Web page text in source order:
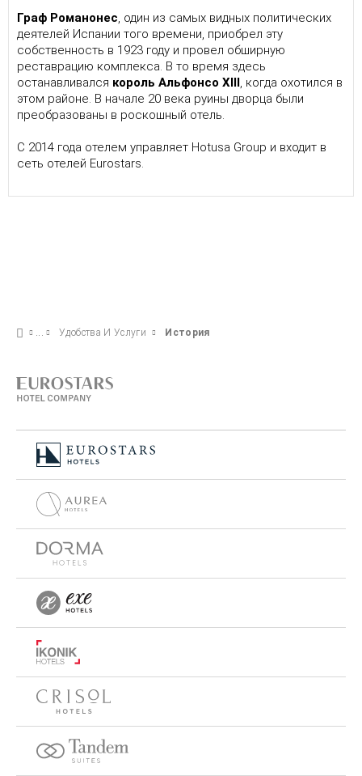
Граф Романонес, один из самых видных политических
деятелей Испании того времени, приобрел эту
собственность в 1923 году и провел обширную
реставрацию комплекса. В то время здесь
останавливался король Альфонсо XIII, когда охотился в
этом районе. В начале 20 века руины дворца были
преобразованы в роскошный отель.
С 2014 года отелем управляет Hotusa Group и входит в
сеть отелей Eurostars.
Удобства И Услуги История